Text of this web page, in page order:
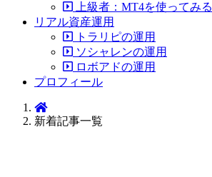
上級者：MT4を使ってみる
リアル資産運用
トラリピの運用
ソシャレンの運用
ロボアドの運用
プロフィール
新着記事一覧